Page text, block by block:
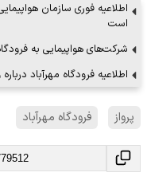
اطلاعیه فوری سازمان
است
شرکت‌های هواپیمایی به فرودگاه مهرآباد 510 میلیارد
اطلاعیه فرودگاه مهرآباد
پرواز فرودگاه مهرآباد